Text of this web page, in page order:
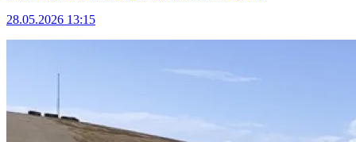
28.05.2026 13:15